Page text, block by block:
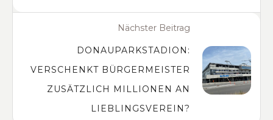
Nächster Beitrag
DONAUPARKSTADION:
VERSCHENKT BÜRGERMEISTER
ZUSÄTZLICH MILLIONEN AN
LIEBLINGSVEREIN?